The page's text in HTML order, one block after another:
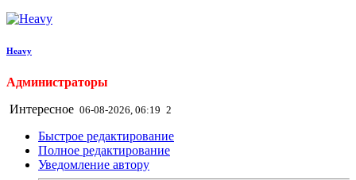
Heavy
Администраторы
Интересное 06-08-2026, 06:19 2
Быстрое редактирование
Полное редактирование
Уведомление автору